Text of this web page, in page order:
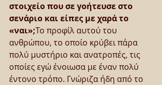
στοιχείο που σε γοήτευσε στο
σενάριο και είπες με χαρά το
«ναι»;Το προφίλ αυτού του
ανθρώπου, το οποίο κρύβει πάρα
πολύ μυστήριο και ανατροπές, τις
οποίες εγώ ένοιωσα με έναν πολύ
έντονο τρόπο. Γνώριζα ήδη από το